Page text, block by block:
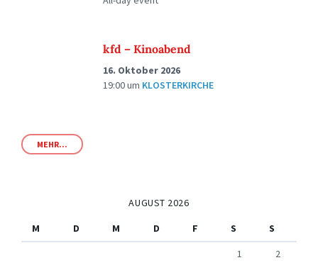
kfd – Kinoabend
16. Oktober 2026
19:00um KLOSTERKIRCHE
MEHR...
AUGUST 2026
M
D M D F S
S
1
2